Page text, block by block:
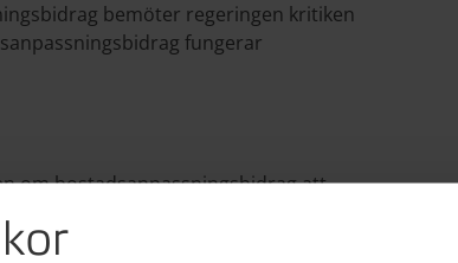
bemöter regeringen kritiken
fungerar
om bostadsanpassningsbidrag att
ett återkallelseförbehåll och att det
klart för sökanden redan från början